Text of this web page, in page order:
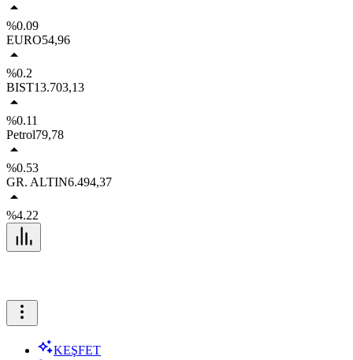
%0.09
EURO54,96
%0.2
BIST13.703,13
%0.11
Petrol79,78
%0.53
GR. ALTIN6.494,37
%4.22
KEŞFET